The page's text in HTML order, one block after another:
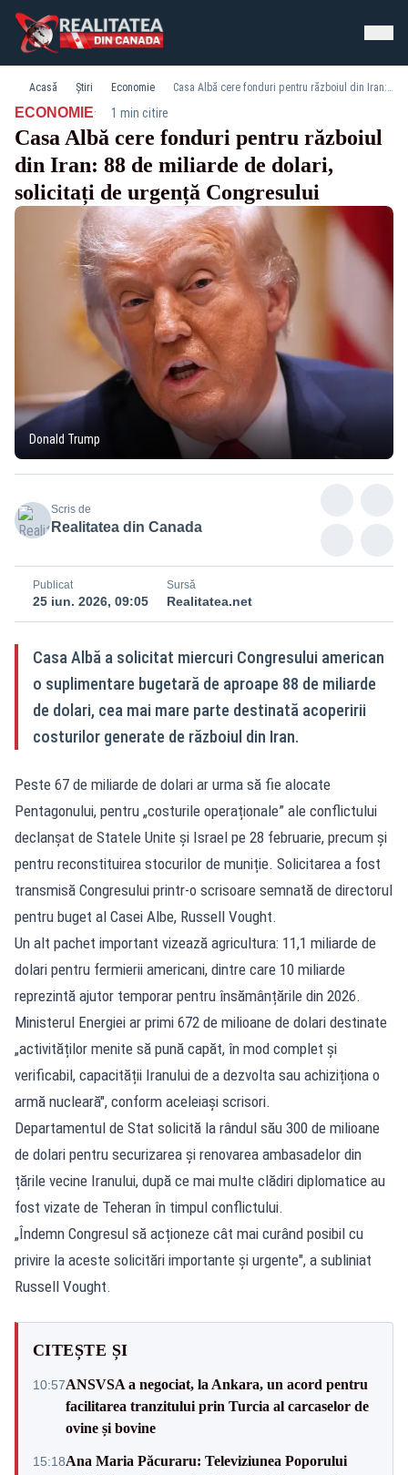
Acasă Știri Economie Casa Albă cere fonduri pentru războiul din Iran: 88 de miliarde de dolari, solicitați de urgență Congresului
ECONOMIE· 1 min citire
Casa Albă cere fonduri pentru războiul
din Iran: 88 de miliarde de dolari,
solicitați de urgență Congresului
Donald Trump
Scris de
Realitatea din Canada
Publicat
25 iun. 2026, 09:05
Sursă
Realitatea.net
Casa Albă a solicitat miercuri Congresului american
o suplimentare bugetară de aproape 88 de miliarde
de dolari, cea mai mare parte destinată acoperirii
costurilor generate de războiul din Iran.
Peste 67 de miliarde de dolari ar urma să fie alocate
Pentagonului, pentru „costurile operaționale” ale conflictului
declanșat de Statele Unite și Israel pe 28 februarie, precum și
pentru reconstituirea stocurilor de muniție. Solicitarea a fost
transmisă Congresului printr-o scrisoare semnată de directorul
pentru buget al Casei Albe, Russell Vought.
Un alt pachet important vizează agricultura: 11,1 miliarde de
dolari pentru fermierii americani, dintre care 10 miliarde
reprezintă ajutor temporar pentru însămânțările din 2026.
Ministerul Energiei ar primi 672 de milioane de dolari destinate
„activităților menite să pună capăt, în mod complet și
verificabil, capacității Iranului de a dezvolta sau achiziționa o
armă nucleară", conform aceleiași scrisori.
Departamentul de Stat solicită la rândul său 300 de milioane
de dolari pentru securizarea și renovarea ambasadelor din
țările vecine Iranului, după ce mai multe clădiri diplomatice au
fost vizate de Teheran în timpul conflictului.
„Îndemn Congresul să acționeze cât mai curând posibil cu
privire la aceste solicitări importante și urgente", a subliniat
Russell Vought.
CITEȘTE ȘI
10:57ANSVSA a negociat, la Ankara, un acord pentru
facilitarea tranzitului prin Turcia al carcaselor de
ovine și bovine
15:18Ana Maria Păcuraru: Televiziunea Poporului